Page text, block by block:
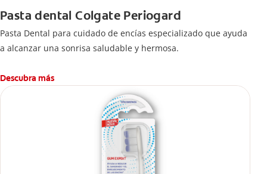
Pasta dental Colgate Periogard
Pasta Dental para cuidado de encías especializado que ayuda
a alcanzar una sonrisa saludable y hermosa.
Descubra más